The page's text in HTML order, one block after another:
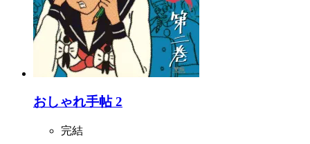
おしゃれ手帖 2
完結